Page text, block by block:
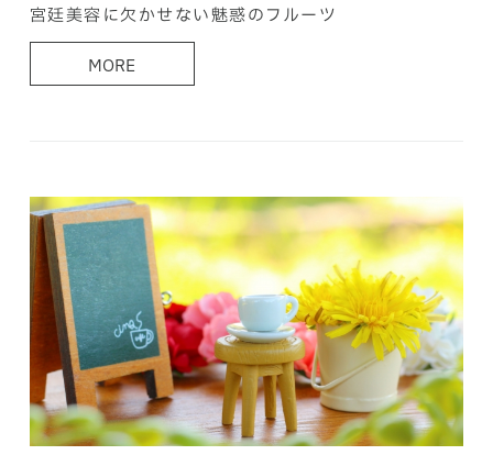
宮廷美容に欠かせない魅惑のフルーツ
MORE